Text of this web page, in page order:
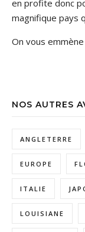
en profite donc
magnifique pays
On vous emmène
NOS AUTRES
ANGLETERRE
EUROPE
ITALIE
LOUISIANE